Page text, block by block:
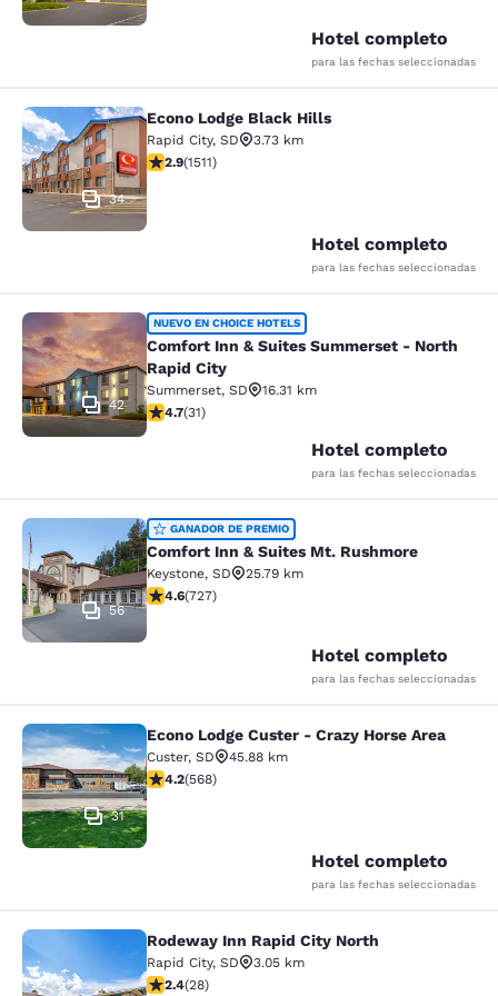
Hotel completo
para las fechas seleccionadas
Econo Lodge Black Hills
34
Econo Lodge Black Hills
Rapid City, SD
3.73 km
calificación de 2.92 estrellas. Feria. 1511 reseñas
2.9(1511)
Hotel completo
para las fechas seleccionadas
Comfort Inn & Suites Summerset -
42
NUEVO EN CHOICE HOTELS
Comfort Inn & Suites Summerset - North
Rapid City
Summerset, SD
16.31 km
calificación de 4.74 estrellas. Excepcional. 31 reseñas
4.7(31)
Hotel completo
para las fechas seleccionadas
Comfort Inn & Suites Mt. Rushmore
56
GANADOR DE PREMIO
Comfort Inn & Suites Mt. Rushmore
Keystone, SD
25.79 km
calificación de 4.56 estrellas. Excelente. 727 reseñas
4.6(727)
Hotel completo
para las fechas seleccionadas
Econo Lodge Custer - Crazy Horse
31
Econo Lodge Custer - Crazy Horse Area
Custer, SD
45.88 km
calificación de 4.24 estrellas. Excelente. 568 reseñas
4.2(568)
Hotel completo
para las fechas seleccionadas
Rodeway Inn Rapid City North
Rodeway Inn Rapid City North
Rapid City, SD
3.05 km
calificación de 2.43 estrellas. Feria. 28 reseñas
2.4(28)